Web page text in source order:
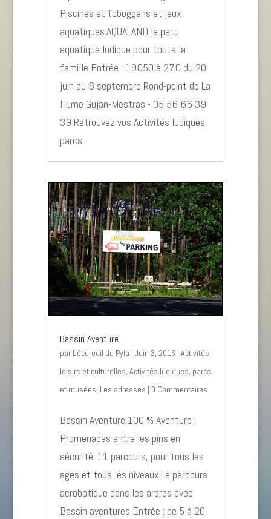
Piscines et toboggans et jeux
aquatiques.AQUALAND le parc
aquatique ludique pour toute la
famille Entrée : 19€50 à 27€ du 20
juin au 6 septembre Rond-point de La
Hume Gujan-Mestras - 05 56 66 39
39 Retrouvez vos Activités ludiques,
parcs...
Bassin Aventure
par L'écureuil du Pyla | Juin 3, 2016 | Activités
loisirs et culturelles, Activités ludiques, parcs
et musées, Les adresses | 0 Commentaires
Bassin Aventure 100 % Aventure !
Promenades entre les pins en
sécurité. 11 parcours, pour tous les
ages et tous les niveaux.Le parcours
acrobatique dans les arbres avec
Bassin aventures Entrée : de 5 à 20